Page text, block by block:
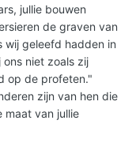
jullie bouwen
de graven van
wij geleefd hadden in
niet zoals zij
op de profeten."
zijn van hen die
maat van jullie